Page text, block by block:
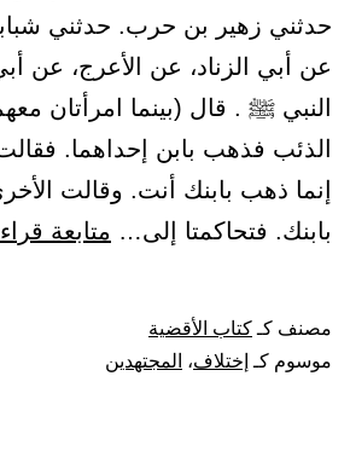
حدثني زهير بن حرب. حدثني
عن أبي الزناد، عن الأعرج، عن
النبي ﷺ . قال (بينما امرأتان
الذئب فذهب بابن إحداهما.
إنما ذهب بابنك أنت. وقالت
بابنك. فتحاكمتا إلى… متابعة
مصنف كـ كتاب الأقضية
موسوم كـ إختلاف، المجتهدين